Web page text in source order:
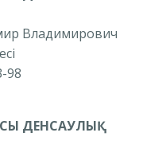
Владимирович
98
ДЕНСАУЛЫҚ